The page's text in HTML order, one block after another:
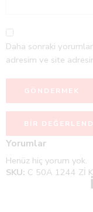
Daha sonraki
adresim ve site
BIR
Yorumlar
Henüz hiç yorum yok.
SKU: C 50A 1244 Zİ